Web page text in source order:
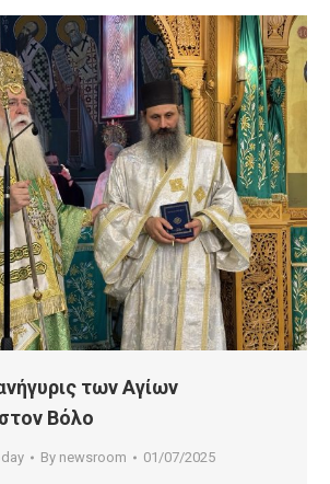
των Αγίων
Βόλο
By newsroom 01/07/2025